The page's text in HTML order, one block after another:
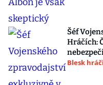
Šéf
Hráčích:
Blesk hráči